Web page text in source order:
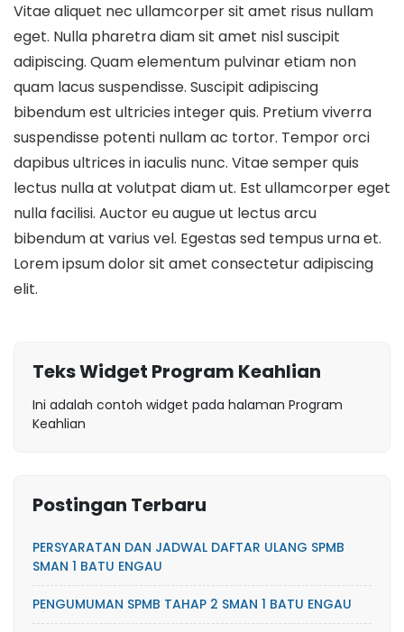
Vitae aliquet nec ullamcorper sit amet risus nullam
eget. Nulla pharetra diam sit amet nisl suscipit
adipiscing. Quam elementum pulvinar etiam non
quam lacus suspendisse. Suscipit adipiscing
bibendum est ultricies integer quis. Pretium viverra
suspendisse potenti nullam ac tortor. Tempor orci
dapibus ultrices in iaculis nunc. Vitae semper quis
lectus nulla at volutpat diam ut. Est ullamcorper eget
nulla facilisi. Auctor eu augue ut lectus arcu
bibendum at varius vel. Egestas sed tempus urna et.
Lorem ipsum dolor sit amet consectetur adipiscing
elit.
Teks Widget Program Keahlian
Ini adalah contoh widget pada halaman Program
Keahlian
Postingan Terbaru
PERSYARATAN DAN JADWAL DAFTAR ULANG SPMB
SMAN 1 BATU ENGAU
PENGUMUMAN SPMB TAHAP 2 SMAN 1 BATU ENGAU